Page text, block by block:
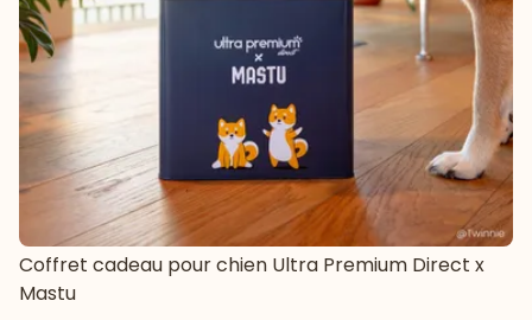
Coffret cadeau pour chien Ultra Premium Direct x
Mastu